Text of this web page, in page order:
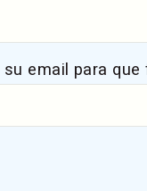
su email para